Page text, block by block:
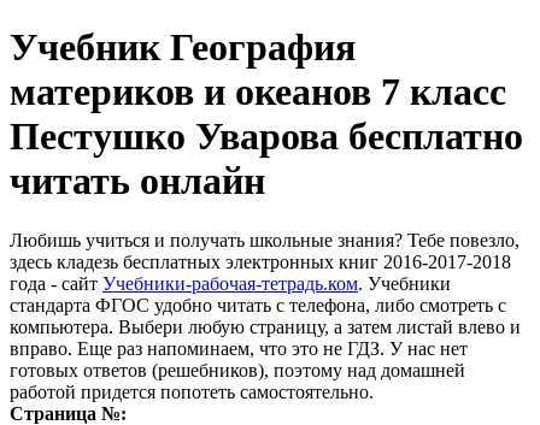
Учебник География
материков и океанов 7 класс
Пестушко Уварова бесплатно
читать онлайн
Любишь учиться и получать школьные знания? Тебе повезло,
здесь кладезь бесплатных электронных книг 2016-2017-2018
года - сайт Учебники-рабочая-тетрадь.ком. Учебники
стандарта ФГОС удобно читать с телефона, либо смотреть с
компьютера. Выбери любую страницу, а затем листай влево и
вправо. Еще раз напоминаем, что это не ГДЗ. У нас нет
готовых ответов (решебников), поэтому над домашней
работой придется попотеть самостоятельно.
Страница №: